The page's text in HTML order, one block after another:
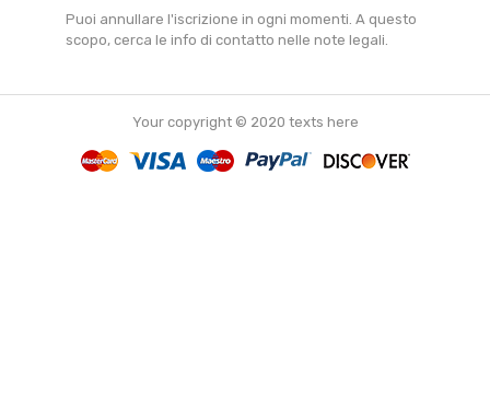
Puoi annullare l'iscrizione in ogni momenti. A questo
scopo, cerca le info di contatto nelle note legali.
Your copyright © 2020 texts here